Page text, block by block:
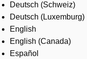
Where to buy
Contact us
Careers
Deutsch (Schweiz)
Deutsch (Luxemburg)
English
English (Canada)
Español